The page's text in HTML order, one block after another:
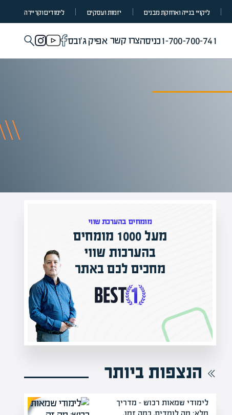
ליקויי בנייה ואחזקת מבנים יזמות ועסקים לימודים וקריירה
1-700-700-741כניסהצרו קשר אפיק ג'ובס
המרצים המובילים
מחכים לכם באפיק
הקריירה החדשה שלך מעבר
הנצפות ביותר
לימודי שמאות רכוש – מדריך